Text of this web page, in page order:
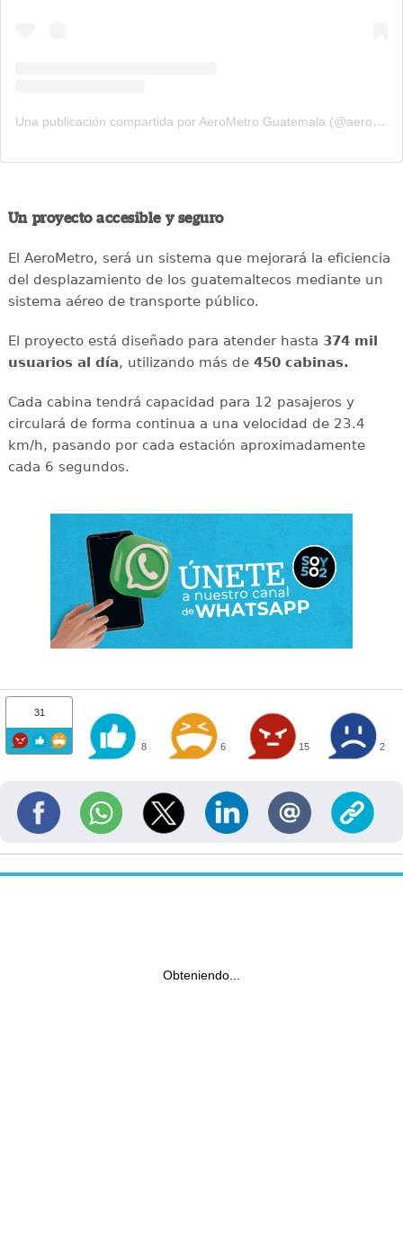
Una publicación compartida por AeroMetro Guatemala (@aerometrogt)
Un proyecto accesible y seguro
El AeroMetro, será un sistema que mejorará la eficiencia
del desplazamiento de los guatemaltecos mediante un
sistema aéreo de transporte público.
El proyecto está diseñado para atender hasta 374 mil
usuarios al día, utilizando más de 450 cabinas.
Cada cabina tendrá capacidad para 12 pasajeros y
circulará de forma continua a una velocidad de 23.4
km/h, pasando por cada estación aproximadamente
cada 6 segundos.
31
8 6 15 2
Obteniendo...